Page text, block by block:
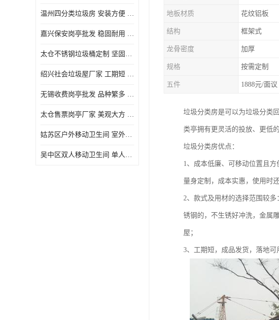
温州四分类垃圾房 安装方便 可移动位置且方便
嘉兴保安岗亭批发 稳固耐用 使用价值高
太仓不锈钢垃圾桶定制 坚固耐用 绝缘性能好
绍兴社会垃圾屋厂家 工期短 便于居民集中投放
无锡收费岗亭批发 品种繁多 适用多场合
太仓售票岗亭厂家 美观大方 使用寿命长
姑苏区户外移动卫生间 室外临时单人厕所供应厂家
吴中区双人移动卫生间 单人厕所供应厂家
地板材质 花纹铝板
结构 框架式
龙骨密度 加厚
规格 按需定制
五件 1888元/面议
垃圾分类房是可以为垃圾分类
类亭拥有更灵活的投放、更低
垃圾分类房优点：
1、成本低廉、可移动位置且
量身定制，成本实惠，使用时
2、款式及用材的选择范围较
锈钢的，不生锈好冲洗，金属
屋；
3、工期短，成品发货，落地可